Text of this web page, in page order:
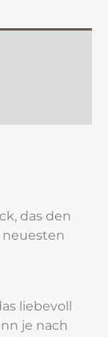
das den
neuesten
liebevoll
je nach